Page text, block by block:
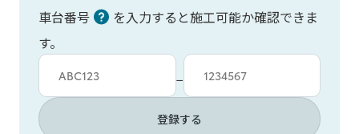
車台番号
を入力すると施工可能か確認できま
す。
車台カタシキ入力
−
車台番号入力
登録する